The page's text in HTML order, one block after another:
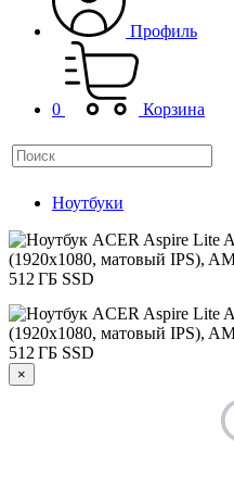
Профиль
0 Корзина
Ноутбуки
×